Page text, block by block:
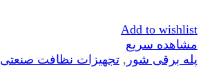
Add to wishlist
مشاهده سریع
پله برقی شور , تجهیزات نظافت صنعتی